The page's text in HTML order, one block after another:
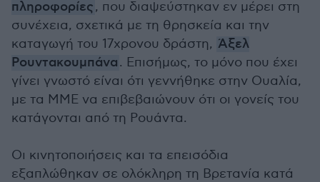
πληροφορίες, που διαψεύστηκαν εν μέρει στη
συνέχεια, σχετικά με τη θρησκεία και την
καταγωγή του 17χρονου δράστη, Άξελ
Ρουντακουμπάνα. Επισήμως, το μόνο που έχει
γίνει γνωστό είναι ότι γεννήθηκε στην Ουαλία,
με τα ΜΜΕ να επιβεβαιώνουν ότι οι γονείς του
κατάγονται από τη Ρουάντα.
Οι κινητοποιήσεις και τα επεισόδια
εξαπλώθηκαν σε ολόκληρη τη Βρετανία κατά